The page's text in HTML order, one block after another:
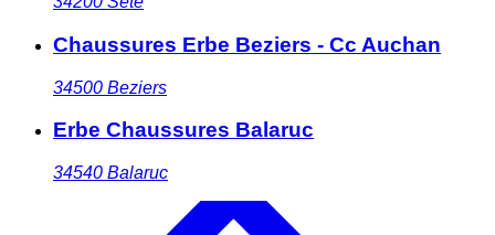
Chaussures Erbe Beziers - Cc Auchan
34500 Beziers
Erbe Chaussures Balaruc
34540 Balaruc